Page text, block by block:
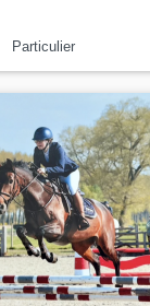
Particulier